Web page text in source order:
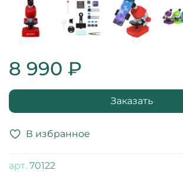
В избранное
арт. 70122
8 990 ₽
Заказать